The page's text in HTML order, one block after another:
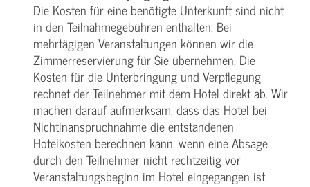
Die Kosten für eine benötigte Unterkunft sind nicht
in den Teilnahmegebühren enthalten. Bei
mehrtägigen Veranstaltungen können wir die
Zimmerreservierung für Sie übernehmen. Die
Kosten für die Unterbringung und Verpflegung
rechnet der Teilnehmer mit dem Hotel direkt ab. Wir
machen darauf aufmerksam, dass das Hotel bei
Nichtinanspruchnahme die entstandenen
Hotelkosten berechnen kann, wenn eine Absage
durch den Teilnehmer nicht rechtzeitig vor
Veranstaltungsbeginn im Hotel eingegangen ist.